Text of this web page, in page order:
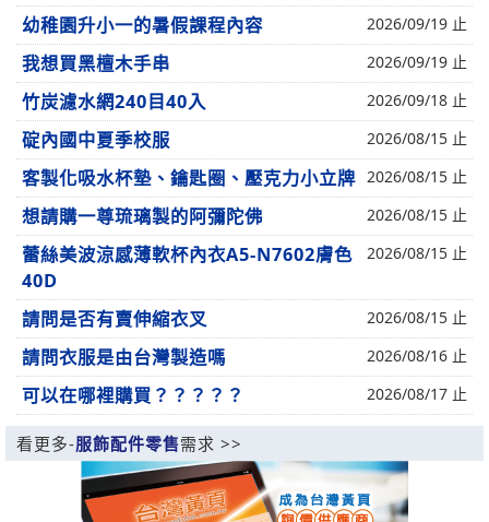
幼稚園升小一的暑假課程內容 2026/09/19 止
我想買黑檀木手串 2026/09/19 止
竹炭濾水網240目40入 2026/09/18 止
碇內國中夏季校服 2026/08/15 止
客製化吸水杯墊、鑰匙圈、壓克力小立牌 2026/08/15 止
想請購一尊琉璃製的阿彌陀佛 2026/08/15 止
蕾絲美波涼感薄軟杯內衣A5-N7602膚色
40D
2026/08/15 止
請問是否有賣伸縮衣叉 2026/08/15 止
請問衣服是由台灣製造嗎 2026/08/16 止
可以在哪裡購買？？？？？ 2026/08/17 止
看更多-服飾配件零售需求 >>